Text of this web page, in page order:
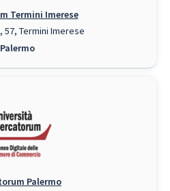
Termini Imerese
57, Termini Imerese
Palermo
Palermo